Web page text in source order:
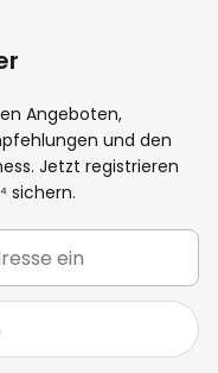
Angeboten,
und den
Jetzt registrieren
⁴ sichern.